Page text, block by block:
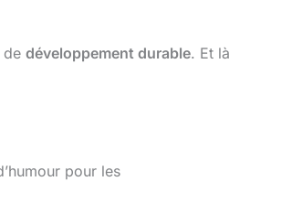
de développement durable. Et là
pour les